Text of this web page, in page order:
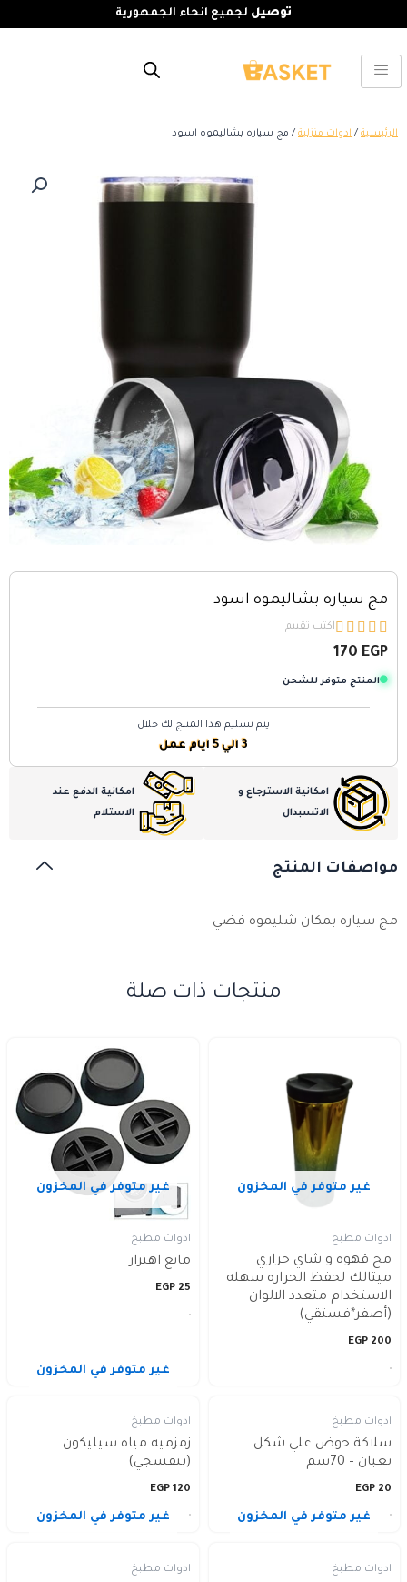
توصيل لجميع انحاء الجمهورية
الرئيسية / ادوات منزلية / مج سياره بشاليموه اسود
مج سياره بشاليموه اسود




اكتب تقييم
170 EGP
المنتج متوفر للشحن
يتم تسليم هذا المنتج لك خلال
3 الي 5 ايام عمل
امكانية الاسترجاع و
الاتسبدال
امكانية الدفع عند
الاستلام
مواصفات المنتج
مج سياره بمكان شليموه فضي
منتجات ذات صلة
غير متوفر في المخزون
ادوات مطبخ
مج قهوه و شاي حراري
ميتالك لحفظ الحراره سهله
الاستخدام متعدد الالوان
(أصفر*فستقي)
200
EGP
غير متوفر في المخزون
ادوات مطبخ
مانع اهتزاز
25
EGP
ادوات مطبخ
سلاكة حوض علي شكل
تعبان – 70سم
20
EGP
غير متوفر في المخزون
ادوات مطبخ
زمزميه مياه سيليكون
(بنفسجي)
120
EGP
غير متوفر في المخزون
ادوات مطبخ
غير متوفر في المخزون
ادوات مطبخ